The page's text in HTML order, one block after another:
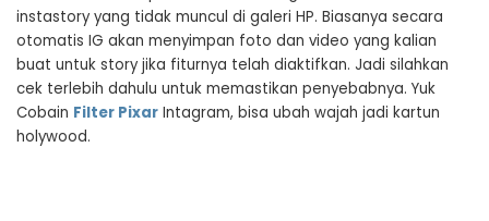
instastory yang tidak muncul di galeri HP. Biasanya secara
otomatis IG akan menyimpan foto dan video yang kalian
buat untuk story jika fiturnya telah diaktifkan. Jadi silahkan
cek terlebih dahulu untuk memastikan penyebabnya. Yuk
Cobain Filter Pixar Intagram, bisa ubah wajah jadi kartun
holywood.